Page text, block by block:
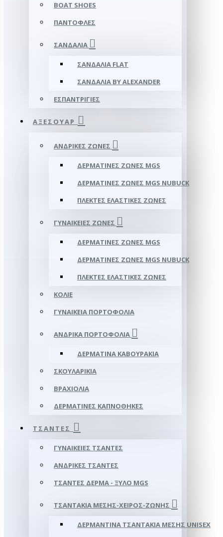
BOAT SHOES
ΠΑΝΤΌΦΛΕΣ
ΣΑΝΔΆΛΙΑ
ΣΑΝΔΆΛΙΑ FLAT
ΣΑΝΔΆΛΙΑ BY ALEXANDER
ΕΣΠΑΝΤΡΊΓΙΕΣ
ΑΞΕΣΟΥΑΡ
ΑΝΔΡΙΚΈΣ ΖΏΝΕΣ
ΔΕΡΜΆΤΙΝΕΣ ΖΏΝΕΣ MGS
ΔΕΡΜΆΤΙΝΕΣ ΖΏΝΕΣ MGS NUBUCK
ΠΛΕΚΤΈΣ ΕΛΑΣΤΙΚΈΣ ΖΏΝΕΣ
ΓΥΝΑΙΚΕΊΕΣ ΖΏΝΕΣ
ΔΕΡΜΆΤΙΝΕΣ ΖΏΝΕΣ MGS
ΔΕΡΜΆΤΙΝΕΣ ΖΏΝΕΣ MGS NUBUCK
ΠΛΕΚΤΈΣ ΕΛΑΣΤΙΚΈΣ ΖΏΝΕΣ
ΚΟΛΙΈ
ΓΥΝΑΙΚΕΊΑ ΠΟΡΤΟΦΌΛΙΑ
ΑΝΔΡΙΚΆ ΠΟΡΤΟΦΌΛΙΑ
ΔΕΡΜΆΤΙΝΑ ΚΑΒΟΥΡΆΚΙΑ
ΣΚΟΥΛΑΡΊΚΙΑ
ΒΡΑΧΙΌΛΙΑ
ΔΕΡΜΆΤΙΝΕΣ ΚΑΠΝΟΘΉΚΕΣ
ΤΣΆΝΤΕΣ
ΓΥΝΑΙΚΕΊΕΣ ΤΣΆΝΤΕΣ
ΑΝΔΡΙΚΈΣ ΤΣΆΝΤΕΣ
ΤΣΆΝΤΕΣ ΔΈΡΜΑ - ΞΎΛΟ MGS
ΤΣΑΝΤΆΚΙΑ ΜΈΣΗΣ-ΧΕΙΡΌΣ-ΖΏΝΗΣ
ΔΕΡΜΆΝΤΙΝΑ ΤΣΑΝΤΆΚΙΑ ΜΈΣΗΣ UNISEX